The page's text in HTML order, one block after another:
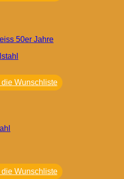
50er Jahre
die Wunschliste
die Wunschliste